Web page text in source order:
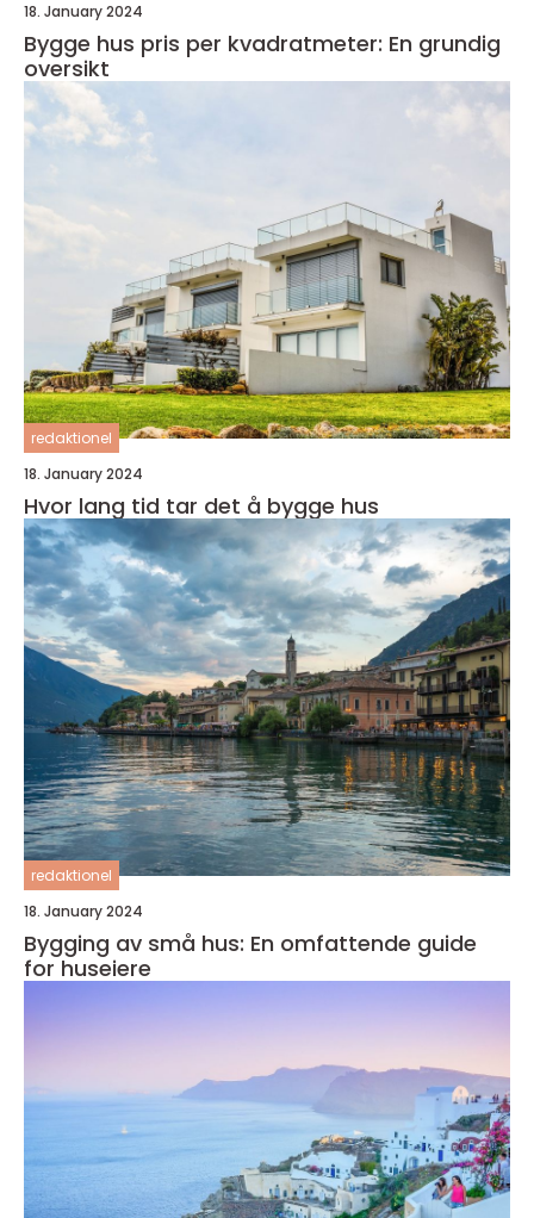
18. January 2024
Bygge hus pris per kvadratmeter: En grundig
oversikt
redaktionel
18. January 2024
Hvor lang tid tar det å bygge hus
redaktionel
18. January 2024
Bygging av små hus: En omfattende guide
for huseiere